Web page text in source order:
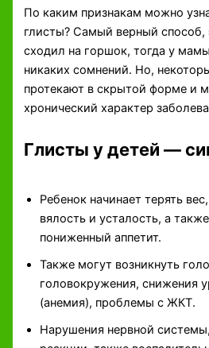
По каким признакам можно
глисты? Самый верный способ,
сходил на горшок, тогда у
никаких сомнений. Но,
протекают в скрытой форме и
хронический характер
Глисты у детей —
Ребенок начинает терять
вялость и усталость, а
пониженный аппетит.
Также могут возникнуть
головокружения, снижения
(анемия), проблемы с ЖКТ.
Нарушения нервной